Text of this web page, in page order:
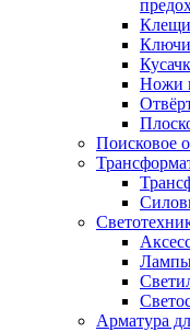
Клещи
Ножи
Поисковое
Арматура